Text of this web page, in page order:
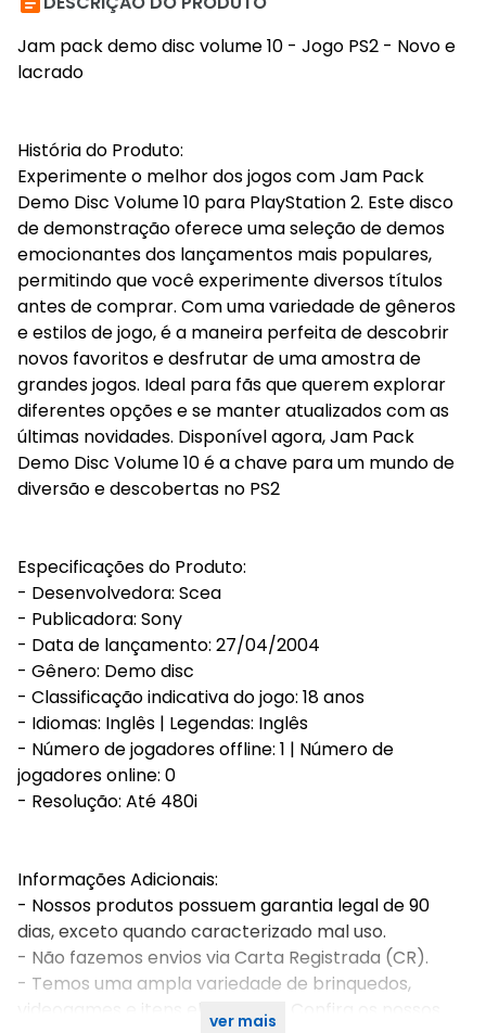
Jam pack demo disc volume 10 - Jogo PS2 - Novo e
lacrado
História do Produto:
Experimente o melhor dos jogos com Jam Pack
Demo Disc Volume 10 para PlayStation 2. Este disco
de demonstração oferece uma seleção de demos
emocionantes dos lançamentos mais populares,
permitindo que você experimente diversos títulos
antes de comprar. Com uma variedade de gêneros
e estilos de jogo, é a maneira perfeita de descobrir
novos favoritos e desfrutar de uma amostra de
grandes jogos. Ideal para fãs que querem explorar
diferentes opções e se manter atualizados com as
últimas novidades. Disponível agora, Jam Pack
Demo Disc Volume 10 é a chave para um mundo de
diversão e descobertas no PS2
Especificações do Produto:
- Desenvolvedora: Scea
- Publicadora: Sony
- Data de lançamento: 27/04/2004
- Gênero: Demo disc
- Classificação indicativa do jogo: 18 anos
- Idiomas: Inglês | Legendas: Inglês
- Número de jogadores offline: 1 | Número de
jogadores online: 0
- Resolução: Até 480i
Informações Adicionais:
- Nossos produtos possuem garantia legal de 90
dias, exceto quando caracterizado mal uso.
- Não fazemos envios via Carta Registrada (CR).
- Temos uma ampla variedade de brinquedos,
videogames e itens eletrônicos. Confira os nossos
ver mais